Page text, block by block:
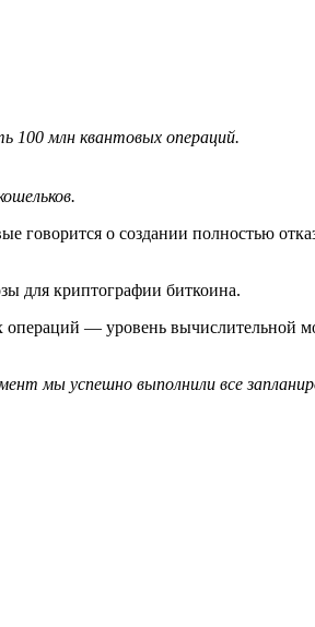
100 млн квантовых операций.
о создании полностью
для криптографии биткоина.
операций — уровень вычислительной
мы успешно выполнили все